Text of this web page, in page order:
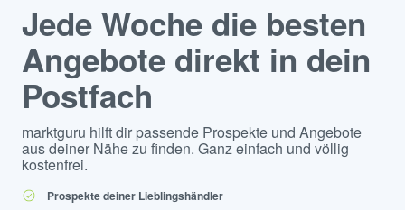
Jede Woche die besten
Angebote direkt in dein
Postfach
marktguru hilft dir passende Prospekte und Angebote
aus deiner Nähe zu finden. Ganz einfach und völlig
kostenfrei.
Prospekte deiner Lieblingshändler